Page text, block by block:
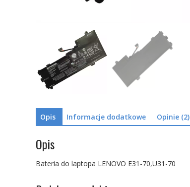
Opis Informacje dodatkowe Opinie (2)
Opis
Bateria do laptopa LENOVO E31-70,U31-70